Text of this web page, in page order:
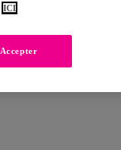
ICI
Accepter